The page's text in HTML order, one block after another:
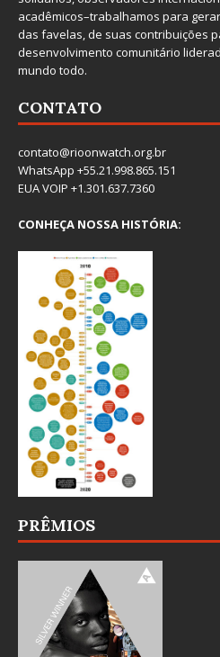
acadêmicos–trabalhamos para
das favelas, de suas contribuições
desenvolvimento comunitário
mundo todo.
CONTATO
contato@rioonwatch.org.br
WhatsApp +55.21.998.865.151
EUA VOIP +1.301.637.7360
CONHEÇA NOSSA HISTÓRIA:
PRÊMIOS